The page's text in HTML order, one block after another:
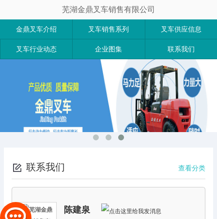
芜湖金鼎叉车销售有限公司
金鼎叉车介绍 叉车销售系列 叉车供应信息
叉车行业动态 企业图集 联系我们
联系我们 查看分类
陈建泉